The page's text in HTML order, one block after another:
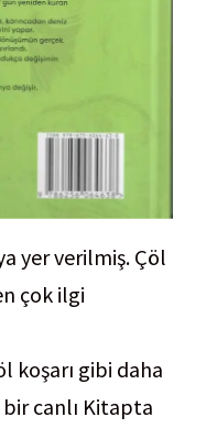
yer verilmiş. Çöl
çok ilgi
koşarı gibi daha
bir canlı Kitapta